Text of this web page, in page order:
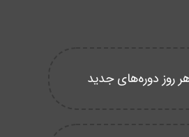
روز دوره‌های جدید